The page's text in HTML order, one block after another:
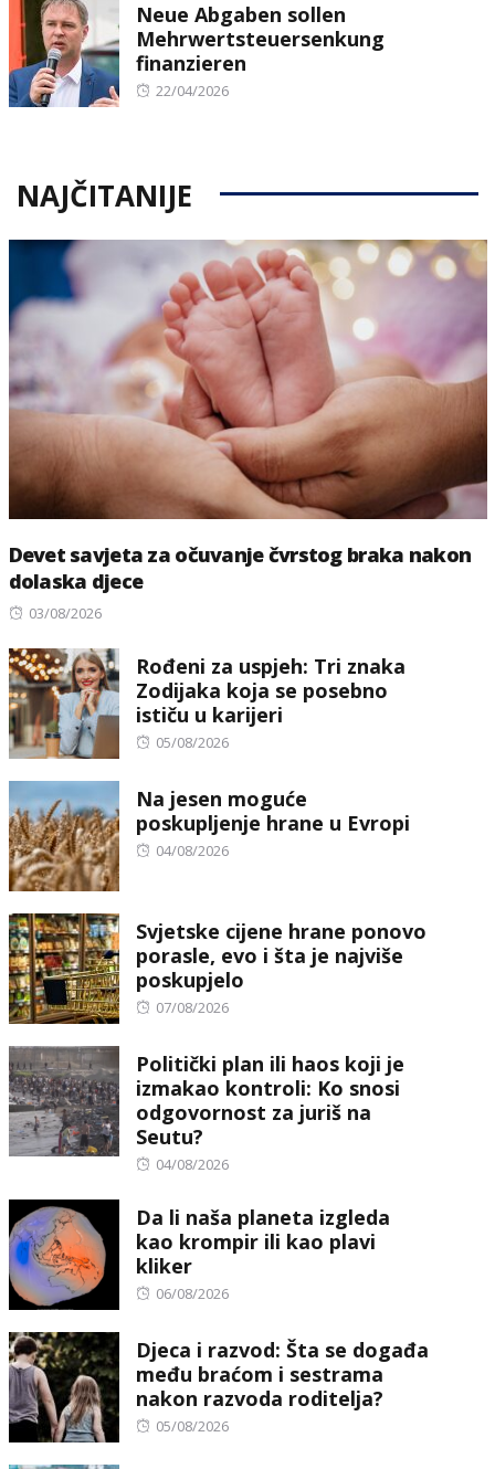
Neue Abgaben sollen
Mehrwertsteuersenkung
finanzieren
Posted
22/04/2026
NAJČITANIJE
Devet savjeta za očuvanje čvrstog braka nakon
dolaska djece
Posted
03/08/2026
Rođeni za uspjeh: Tri znaka
Zodijaka koja se posebno
ističu u karijeri
Posted
05/08/2026
Na jesen moguće
poskupljenje hrane u Evropi
Posted
04/08/2026
Svjetske cijene hrane ponovo
porasle, evo i šta je najviše
poskupjelo
Posted
07/08/2026
Politički plan ili haos koji je
izmakao kontroli: Ko snosi
odgovornost za juriš na
Seutu?
Posted
04/08/2026
Da li naša planeta izgleda
kao krompir ili kao plavi
kliker
Posted
06/08/2026
Djeca i razvod: Šta se događa
među braćom i sestrama
nakon razvoda roditelja?
Posted
05/08/2026